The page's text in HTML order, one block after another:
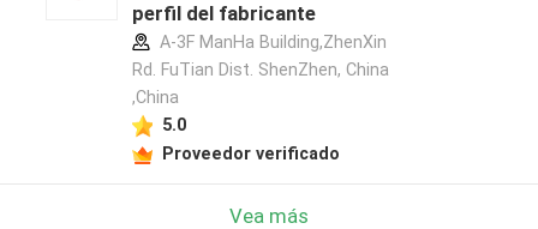
perfil del fabricante
A-3F ManHa Building,ZhenXin
Rd. FuTian Dist. ShenZhen, China
,China
5.0
Proveedor verificado
Vea más